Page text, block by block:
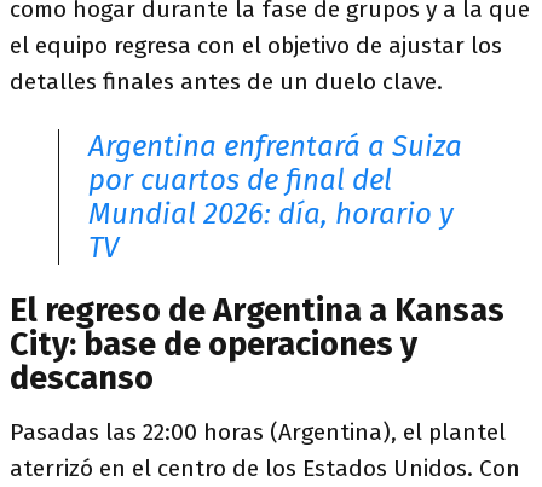
como hogar durante la fase de grupos y a la que
el equipo regresa con el objetivo de ajustar los
detalles finales antes de un duelo clave.
Argentina enfrentará a Suiza
por cuartos de final del
Mundial 2026: día, horario y
TV
El regreso de Argentina a Kansas
City: base de operaciones y
descanso
Pasadas las 22:00 horas (Argentina), el plantel
aterrizó en el centro de los Estados Unidos. Con